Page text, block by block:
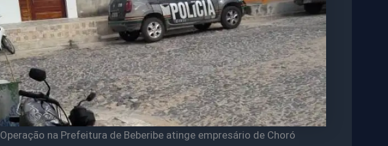
Operação na Prefeitura de Beberibe atinge empresário de Choró